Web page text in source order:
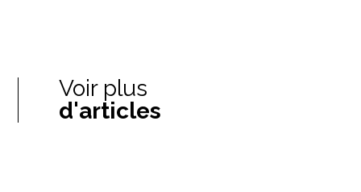
Voir plus
d'articles